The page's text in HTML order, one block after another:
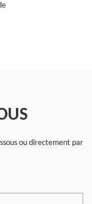
ou directement par